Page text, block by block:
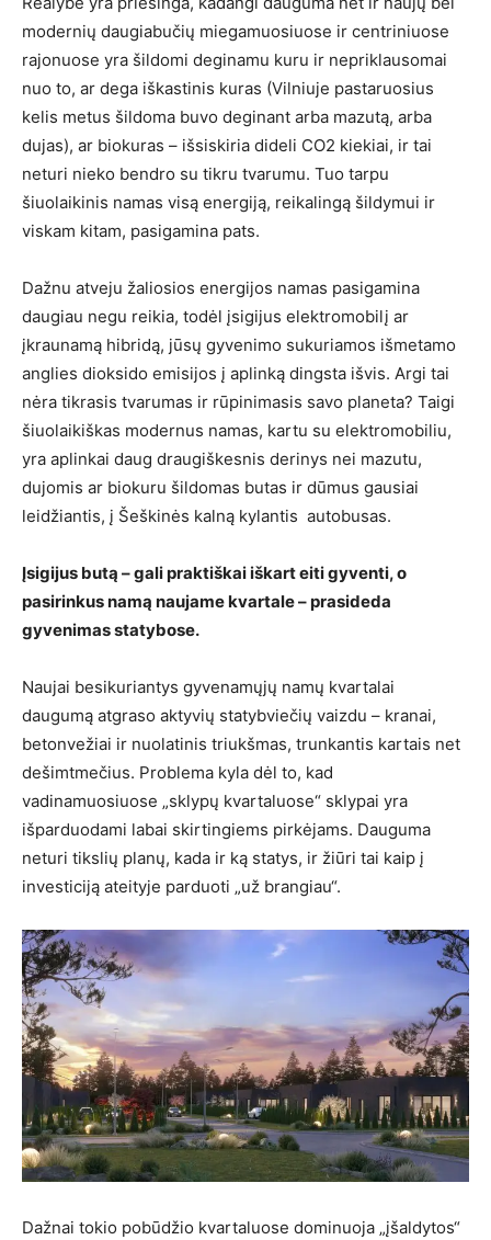
modernių daugiabučių miegamuosiuose ir centriniuose
rajonuose yra šildomi deginamu kuru ir nepriklausomai
nuo to, ar dega iškastinis kuras (Vilniuje pastaruosius
kelis metus šildoma buvo deginant arba mazutą, arba
dujas), ar biokuras – išsiskiria dideli CO2 kiekiai, ir tai
neturi nieko bendro su tikru tvarumu. Tuo tarpu
šiuolaikinis namas visą energiją, reikalingą šildymui ir
viskam kitam, pasigamina pats.
Dažnu atveju žaliosios energijos namas pasigamina
daugiau negu reikia, todėl įsigijus elektromobilį ar
įkraunamą hibridą, jūsų gyvenimo sukuriamos išmetamo
anglies dioksido emisijos į aplinką dingsta išvis. Argi tai
nėra tikrasis tvarumas ir rūpinimasis savo planeta? Taigi
šiuolaikiškas modernus namas, kartu su elektromobiliu,
yra aplinkai daug draugiškesnis derinys nei mazutu,
dujomis ar biokuru šildomas butas ir dūmus gausiai
leidžiantis, į Šeškinės kalną kylantis autobusas.
Įsigijus butą – gali praktiškai iškart eiti gyventi, o
pasirinkus namą naujame kvartale – prasideda
gyvenimas statybose.
Naujai besikuriantys gyvenamųjų namų kvartalai
daugumą atgraso aktyvių statybviečių vaizdu – kranai,
betonvežiai ir nuolatinis triukšmas, trunkantis kartais net
dešimtmečius. Problema kyla dėl to, kad
vadinamuosiuose „sklypų kvartaluose“ sklypai yra
išparduodami labai skirtingiems pirkėjams. Dauguma
neturi tikslių planų, kada ir ką statys, ir žiūri tai kaip į
investiciją ateityje parduoti „už brangiau“.
Dažnai tokio pobūdžio kvartaluose dominuoja „įšaldytos“